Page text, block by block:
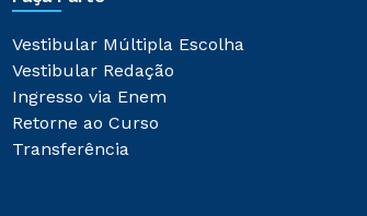
Vestibular Múltipla Escolha
Vestibular Redação
Ingresso via Enem
Retorne ao Curso
Transferência